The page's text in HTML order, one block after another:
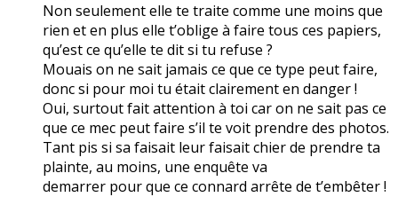
Non seulement elle te traite comme une moins que
rien et en plus elle t’oblige à faire tous ces papiers,
qu’est ce qu’elle te dit si tu refuse ?
Mouais on ne sait jamais ce que ce type peut faire,
donc si pour moi tu était clairement en danger !
Oui, surtout fait attention à toi car on ne sait pas ce
que ce mec peut faire s’il te voit prendre des photos.
Tant pis si sa faisait leur faisait chier de prendre ta
plainte, au moins, une enquête va
demarrer pour que ce connard arrête de t’embêter !